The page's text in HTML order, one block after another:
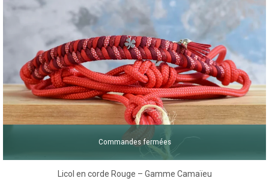
Commandes fermées
Licol en corde Rouge – Gamme Camaïeu